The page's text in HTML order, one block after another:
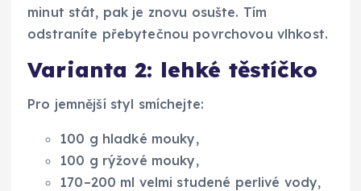
minut stát, pak je znovu osušte. Tím
odstraníte přebytečnou povrchovou vlhkost.
Varianta 2: lehké těstíčko
Pro jemnější styl smíchejte:
100 g hladké mouky,
100 g rýžové mouky,
170–200 ml velmi studené perlivé vody,